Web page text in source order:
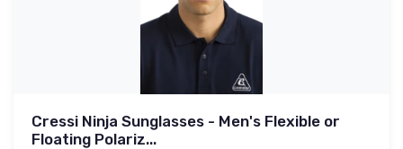
Cressi Ninja Sunglasses - Men's Flexible or
Floating Polariz...